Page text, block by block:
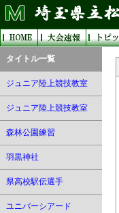
タイトル一覧
ジュニア陸上競技教室
ジュニア陸上競技教室
森林公園練習
羽黒神社
県高校駅伝選手
ユニバーシアード